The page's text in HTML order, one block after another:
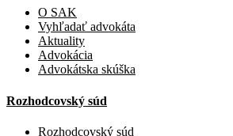
O SAK
Vyhľadať advokáta
Aktuality
Advokácia
Advokátska skúška
Rozhodcovský súd
Rozhodcovský súd